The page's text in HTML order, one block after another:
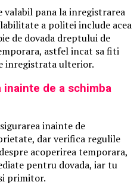
valabil pana la inregistrarea
a politei include acea
de dovada dreptului de
astfel incat sa fiti
inregistrata ulterior.
inainte de a schimba
inainte de
dar verifica regulile
acoperirea temporara,
pentru dovada, iar tu
primitor.